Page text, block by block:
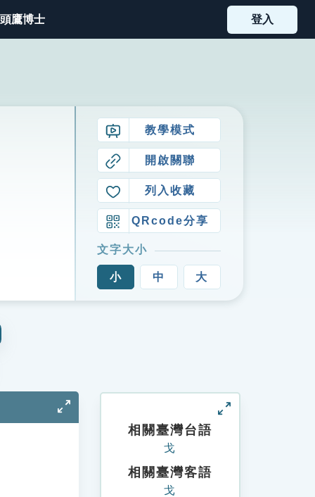
鷹博士 登入
教學模式
開啟關聯
列入收藏
QRcode分享
文字大小
小 中 大
相關臺灣台語
戈
相關臺灣客語
戈